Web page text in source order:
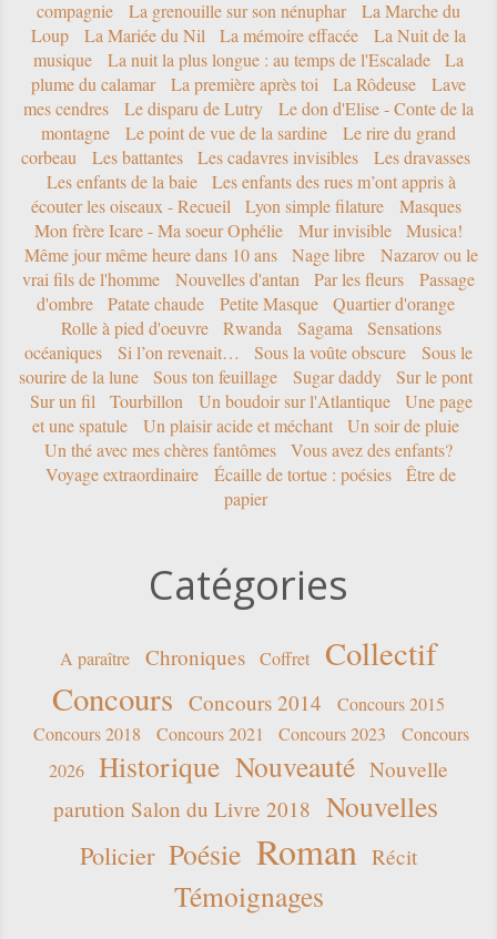
compagnie
La grenouille sur son nénuphar
La Marche du
Loup
La Mariée du Nil La mémoire effacée
La Nuit de la
musique
La nuit la plus longue : au temps de l'Escalade
La
plume du calamar
La première après toi La Rôdeuse
Lave
mes cendres
Le disparu de Lutry
Le don d'Elise - Conte de la
montagne
Le point de vue de la sardine
Le rire du grand
corbeau
Les battantes Les cadavres invisibles
Les dravasses
Les enfants de la baie
Les enfants des rues m’ont appris à
écouter les oiseaux - Recueil
Lyon simple filature
Masques
Mon frère Icare - Ma soeur Ophélie
Mur invisible
Musica!
Même jour même heure dans 10 ans
Nage libre
Nazarov ou le
vrai fils de l'homme
Nouvelles d'antan Par les fleurs
Passage
d'ombre
Patate chaude Petite Masque
Quartier d'orange
Rolle à pied d'oeuvre
Rwanda Sagama
Sensations
océaniques
Si l’on revenait… Sous la voûte obscure
Sous le
sourire de la lune
Sous ton feuillage Sugar daddy
Sur le pont
Sur un fil
Tourbillon Un boudoir sur l'Atlantique
Une page
et une spatule
Un plaisir acide et méchant
Un soir de pluie
Un thé avec mes chères fantômes
Vous avez des enfants?
Voyage extraordinaire
Écaille de tortue : poésies
Être de
papier
Catégories
A paraître Chroniques Coffret
Collectif
Concours Concours 2014
Concours 2015
Concours 2018
Concours 2021 Concours 2023
Concours
2026
Historique Nouveauté Nouvelle
parution Salon du Livre 2018 Nouvelles
Policier Poésie Roman Récit
Témoignages